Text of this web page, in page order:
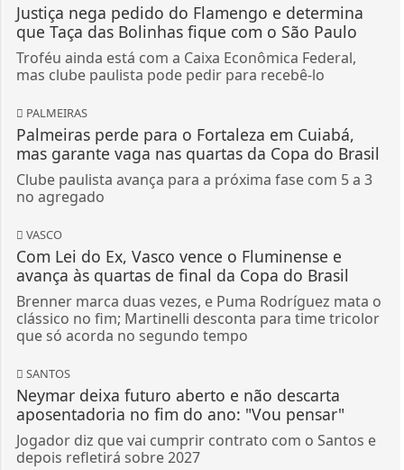
Justiça nega pedido do Flamengo e determina
que Taça das Bolinhas fique com o São Paulo
Troféu ainda está com a Caixa Econômica Federal,
mas clube paulista pode pedir para recebê-lo
PALMEIRAS
Palmeiras perde para o Fortaleza em Cuiabá,
mas garante vaga nas quartas da Copa do Brasil
Clube paulista avança para a próxima fase com 5 a 3
no agregado
VASCO
Com Lei do Ex, Vasco vence o Fluminense e
avança às quartas de final da Copa do Brasil
Brenner marca duas vezes, e Puma Rodríguez mata o
clássico no fim; Martinelli desconta para time tricolor
que só acorda no segundo tempo
SANTOS
Neymar deixa futuro aberto e não descarta
aposentadoria no fim do ano: "Vou pensar"
Jogador diz que vai cumprir contrato com o Santos e
depois refletirá sobre 2027